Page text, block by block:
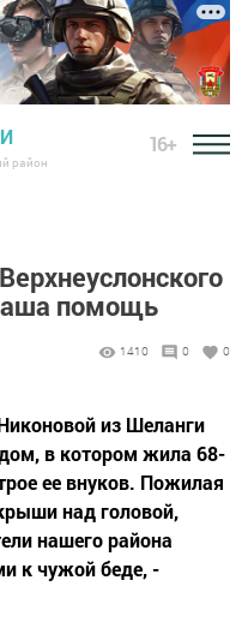
район
16+
помощь
1410 0 0
из Шеланги
в котором жила 68-
ее внуков. Пожилая
над головой,
нашего района
к чужой беде, -